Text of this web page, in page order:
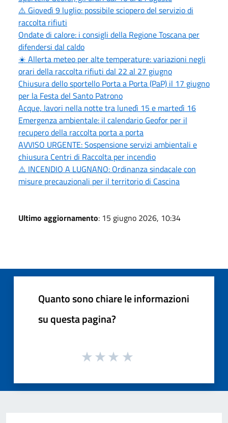
⚠️ Giovedì 9 luglio: possibile sciopero del servizio di
raccolta rifiuti
Ondate di calore: i consigli della Regione Toscana per
difendersi dal caldo
☀️ Allerta meteo per alte temperature: variazioni negli
orari della raccolta rifiuti dal 22 al 27 giugno
Chiusura dello sportello Porta a Porta (PaP) il 17 giugno
per la Festa del Santo Patrono
Acque, lavori nella notte tra lunedì 15 e martedì 16
Emergenza ambientale: il calendario Geofor per il
recupero della raccolta porta a porta
AVVISO URGENTE: Sospensione servizi ambientali e
chiusura Centri di Raccolta per incendio
⚠️ INCENDIO A LUGNANO: Ordinanza sindacale con
misure precauzionali per il territorio di Cascina
Ultimo aggiornamento: 15 giugno 2026, 10:34
Quanto sono chiare le informazioni
su questa pagina?